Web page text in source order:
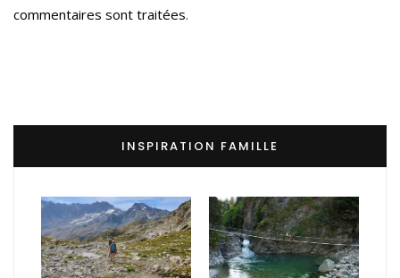
commentaires sont traitées.
INSPIRATION FAMILLE